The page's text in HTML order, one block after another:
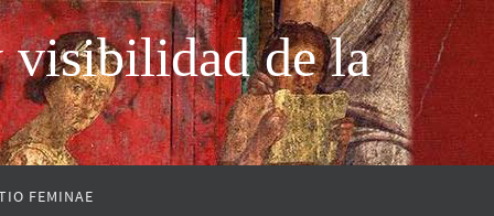
de la
FEMINAE